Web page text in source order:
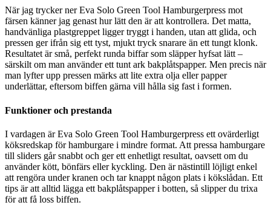
När jag trycker ner Eva Solo Green Tool Hamburgerpress mot
färsen känner jag genast hur lätt den är att kontrollera. Det matta,
handvänliga plastgreppet ligger tryggt i handen, utan att glida, och
pressen ger ifrån sig ett tyst, mjukt tryck snarare än ett tungt klonk.
Resultatet är små, perfekt runda biffar som släpper hyfsat lätt –
särskilt om man använder ett tunt ark bakplåtspapper. Men precis när
man lyfter upp pressen märks att lite extra olja eller papper
underlättar, eftersom biffen gärna vill hålla sig fast i formen.
Funktioner och prestanda
I vardagen är Eva Solo Green Tool Hamburgerpress ett ovärderligt
köksredskap för hamburgare i mindre format. Att pressa hamburgare
till sliders går snabbt och ger ett enhetligt resultat, oavsett om du
använder kött, bönfärs eller kyckling. Den är nästintill löjligt enkel
att rengöra under kranen och tar knappt någon plats i kökslådan. Ett
tips är att alltid lägga ett bakplåtspapper i botten, så slipper du trixa
för att få loss biffen.